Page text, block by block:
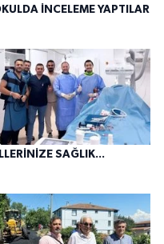
İNCELEME YAPTILAR
SAĞLIK...